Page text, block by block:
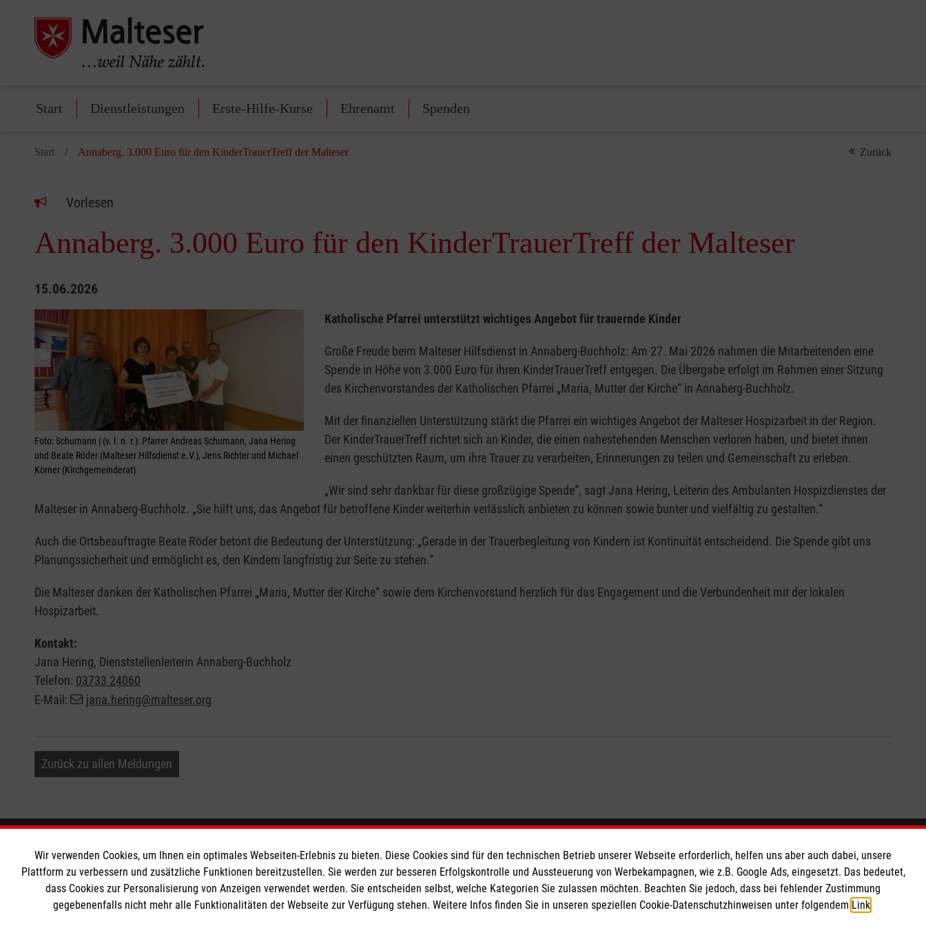
Start Dienstleistungen Erste-Hilfe-Kurse Ehrenamt Spenden
Start Annaberg. 3.000 Euro für den KinderTrauerTreff der Malteser Zurück
Vorlesen
Annaberg. 3.000 Euro für den KinderTrauerTreff der Malteser
15.06.2026
Foto: Schumann | (v. l. n. r.): Pfarrer Andreas Schumann, Jana Hering
und Beate Röder (Malteser Hilfsdienst e.V.), Jens Richter und Michael
Körner (Kirchgemeinderat)
Katholische Pfarrei unterstützt wichtiges Angebot für trauernde Kinder
Große Freude beim Malteser Hilfsdienst in Annaberg-Buchholz: Am 27. Mai 2026 nahmen die Mitarbeitenden eine
Spende in Höhe von 3.000 Euro für ihren KinderTrauerTreff entgegen. Die Übergabe erfolgt im Rahmen einer Sitzung
des Kirchenvorstandes der Katholischen Pfarrei „Maria, Mutter der Kirche“ in Annaberg-Buchholz.
Mit der finanziellen Unterstützung stärkt die Pfarrei ein wichtiges Angebot der Malteser Hospizarbeit in der Region.
Der KinderTrauerTreff richtet sich an Kinder, die einen nahestehenden Menschen verloren haben, und bietet ihnen
einen geschützten Raum, um ihre Trauer zu verarbeiten, Erinnerungen zu teilen und Gemeinschaft zu erleben.
„Wir sind sehr dankbar für diese großzügige Spende“, sagt Jana Hering, Leiterin des Ambulanten Hospizdienstes der
Malteser in Annaberg-Buchholz. „Sie hilft uns, das Angebot für betroffene Kinder weiterhin verlässlich anbieten zu können sowie bunter und vielfältig zu gestalten.“
Auch die Ortsbeauftragte Beate Röder betont die Bedeutung der Unterstützung: „Gerade in der Trauerbegleitung von Kindern ist Kontinuität entscheidend. Die Spende gibt uns
Planungssicherheit und ermöglicht es, den Kindern langfristig zur Seite zu stehen.“
Die Malteser danken der Katholischen Pfarrei „Maria, Mutter der Kirche“ sowie dem Kirchenvorstand herzlich für das Engagement und die Verbundenheit mit der lokalen
Hospizarbeit.
Kontakt:
Jana Hering, Dienststellenleiterin Annaberg-Buchholz
Telefon: 03733 24060
E-Mail:
jana.hering@malteser.org
Zurück zu allen Meldungen
Informationen
Impressum
Datenschutz
Die Malteser
Malteser in Deutschland
Malteserorden
Spendenkonto
Empfänger: Malteser Hilfsdienst e.V.
Bank: Pax-Bank für Kirche und Caritas eG
So finden Sie uns
Alte Poststraße 1A
09456 Annaberg-Buchholz
Wir verwenden Cookies, um Ihnen ein optimales Webseiten-Erlebnis zu bieten. Diese Cookies sind für den technischen Betrieb unserer Webseite erforderlich, helfen uns aber auch dabei, unsere
Plattform zu verbessern und zusätzliche Funktionen bereitzustellen. Sie werden zur besseren Erfolgskontrolle und Aussteuerung von Werbekampagnen, wie z.B. Google Ads, eingesetzt. Das bedeutet,
dass Cookies zur Personalisierung von Anzeigen verwendet werden. Sie entscheiden selbst, welche Kategorien Sie zulassen möchten. Beachten Sie jedoch, dass bei fehlender Zustimmung
gegebenenfalls nicht mehr alle Funktionalitäten der Webseite zur Verfügung stehen. Weitere Infos finden Sie in unseren speziellen Cookie-Datenschutzhinweisen unter folgendem Link